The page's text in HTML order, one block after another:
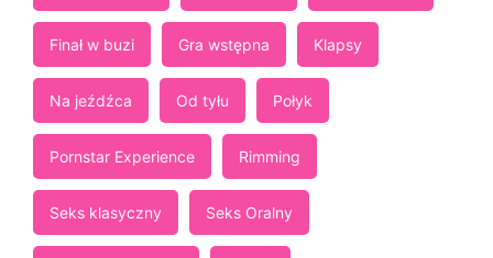
Finał w buzi Gra wstępna Klapsy
Na jeźdźca Od tyłu Połyk
Pornstar Experience Rimming
Seks klasyczny Seks Oralny